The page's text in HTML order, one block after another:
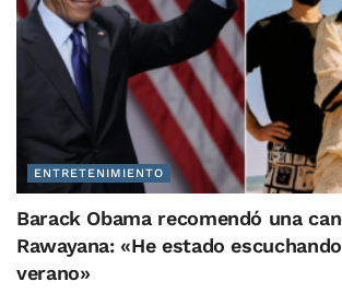
ENTRETENIMIENTO
Barack Obama recomendó una
Rawayana: «He estado
verano»